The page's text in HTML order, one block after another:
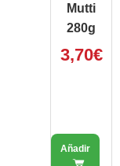
Mutti
280g
3,70€